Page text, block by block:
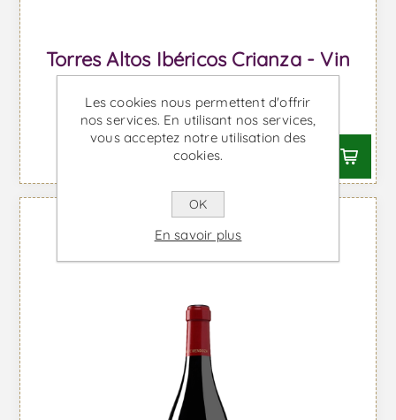
Torres Altos Ibéricos Crianza - Vin
À partir de €12,78 TTC
Les cookies nous permettent d'offrir
nos services. En utilisant nos services,
vous acceptez notre utilisation des
cookies.
OK
En savoir plus